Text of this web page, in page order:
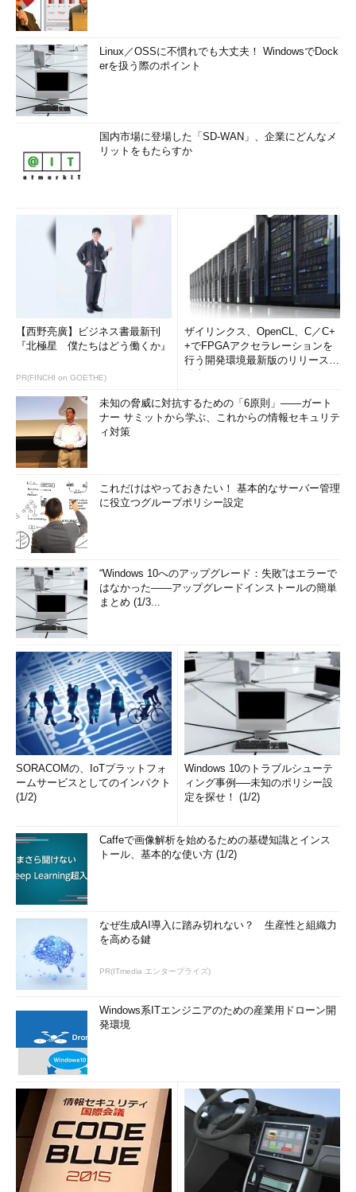
Linux／OSSに不慣れでも大丈夫！ WindowsでDock
erを扱う際のポイント
国内市場に登場した「SD-WAN」、企業にどんなメ
リットをもたらすか
【西野亮廣】ビジネス書最新刊
『北極星 僕たちはどう働くか』
PR(FINCHI on GOETHE)
ザイリンクス、OpenCL、C／C+
+でFPGAアクセラレーションを
行う開発環境最新版のリリースを
未知の脅威に対抗するための「6原則」――ガート
ナー サミットから学ぶ、これからの情報セキュリテ
ィ対策
これだけはやっておきたい！ 基本的なサーバー管理
に役立つグループポリシー設定
“Windows 10へのアップグレード：失敗”はエラーで
はなかった――アップグレードインストールの簡単
まとめ (1/3...
SORACOMの、IoTプラットフォ
ームサービスとしてのインパクト
(1/2)
Windows 10のトラブルシューテ
ィング事例──未知のポリシー設
定を探せ！ (1/2)
Caffeで画像解析を始めるための基礎知識とインス
トール、基本的な使い方 (1/2)
なぜ生成AI導入に踏み切れない？ 生産性と組織力
を高める鍵
PR(ITmedia エンタープライズ)
Windows系ITエンジニアのための産業用ドローン開
発環境